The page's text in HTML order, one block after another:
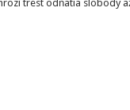
trest odňatia slobody